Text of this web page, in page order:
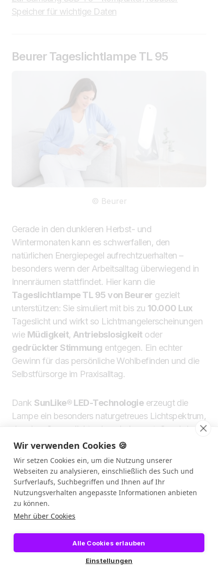
Speicher für wichtige Daten
Beurer Tageslichtlampe TL 95
© Beurer
Gerade in den dunkleren Herbst- und
Wintermonaten kann es schwerfallen, den
natürlichen Energiepegel aufrechtzuerhalten –
besonders wenn der Arbeitsalltag überwiegend in
Innenräumen stattfindet. Hier kann die
Tageslichtlampe TL 95 von Beurer gezielt
unterstützen: Sie simuliert mit bis zu 10.000 Lux
Tageslicht und wirkt so Lichtmangelerscheinungen
wie Müdigkeit, Antriebslosigkeitoder
gedrückter Stimmung entgegen. Ein echter
Gewinn für das persönliche Wohlbefinden und die
Selbstfürsorge im Praxisalltag.
Dank SunLike® LED-Technologieerzeugt die
Lampe ein besonders naturgetreues Lichtspektrum,
das dem Sonnenlicht sehr nahekommt. So wird
nicht nur die Produktion von Melatonin gebremst,
sondern gleichzeitig die Ausschüttung von
Serotonin– dem „Glückshormon“ – angeregt. Mit
sechs einstellbarenHelligkeitsstufen,
Timerfunktionund komfortabler Bedienung per
Touch bietet die Lampe flexible
Anwendungsmöglichkeiten, etwa am Schreibtisch,
im Wartezimmer oder in der Pause zwischen
Sitzungen.
Wir verwenden Cookies 🍪
Wir setzen Cookies ein, um die Nutzung unserer
Webseiten zu analysieren, einschließlich des Such und
Surfverlaufs, Suchbegriffen und Ihnen auf Ihr
Nutzungsverhalten angepasste Informationen anbieten
zu können.
Mehr über Cookies
Alle Cookies erlauben
Einstellungen